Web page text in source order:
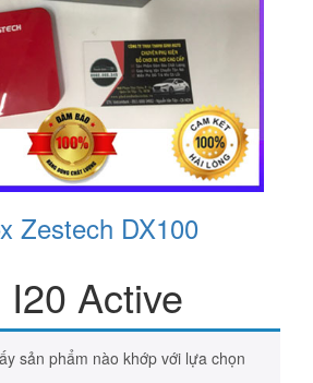
Zestech DX100
Active
sản phẩm nào khớp với lựa chọn